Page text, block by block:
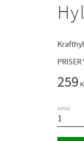
PRISER
259
Antal